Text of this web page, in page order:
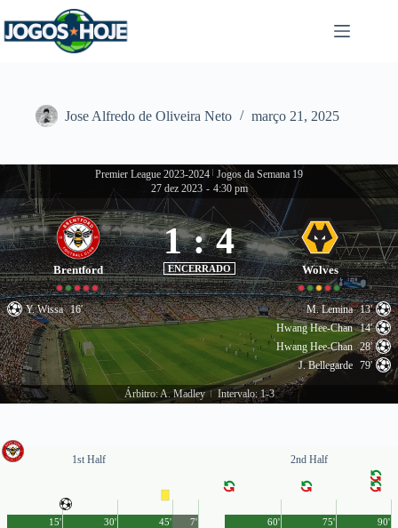
para
o
Jose Alfredo de Oliveira Neto março 21, 2025
Premier League 2023-2024 Jogos da Semana 19
27 dez 2023 - 4:30 pm
Brentford
1 : 4
ENCERRADO Wolves
Y. Wissa 16' M. Lemina 13'
Hwang Hee-Chan 14'
Hwang Hee-Chan 28'
J. Bellegarde 79'
Árbitro: A. Madley Intervalo: 1-3
1st Half
45'
15' 30' 7'
2nd Half
90'
60' 75'